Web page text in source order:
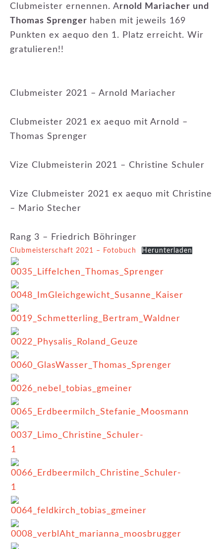
Clubmeister ernennen. Arnold Mariacher und
Thomas Sprenger haben mit jeweils 169
Punkten ex aequo den 1. Platz erreicht. Wir
gratulieren!!
Clubmeister 2021 – Arnold Mariacher
Clubmeister 2021 ex aequo mit Arnold –
Thomas Sprenger
Vize Clubmeisterin 2021 – Christine Schuler
Vize Clubmeister 2021 ex aequo mit Christine
– Mario Stecher
Rang 3 – Friedrich Böhringer
Clubmeisterschaft 2021 – Fotobuch Herunterladen